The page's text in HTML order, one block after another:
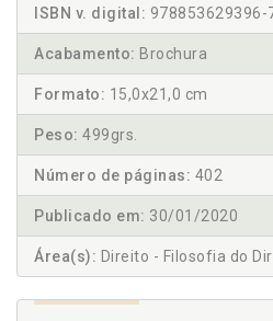
ISBN v. digital: 978853629396-
Acabamento: Brochura
Formato: 15,0x21,0 cm
Peso: 499grs.
Número de páginas: 402
Publicado em: 30/01/2020
Área(s): Direito - Filosofia do